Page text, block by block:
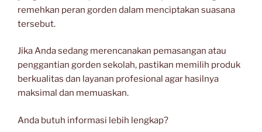
remehkan peran gorden dalam menciptakan suasana
tersebut.
Jika Anda sedang merencanakan pemasangan atau
penggantian gorden sekolah, pastikan memilih produk
berkualitas dan layanan profesional agar hasilnya
maksimal dan memuaskan.
Anda butuh informasi lebih lengkap?